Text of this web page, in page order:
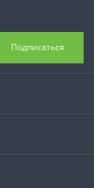
Подписаться